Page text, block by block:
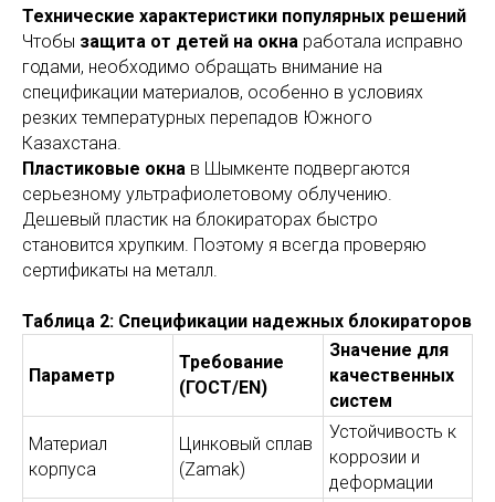
Технические характеристики популярных решений
Чтобы защита от детей на окна работала исправно
годами, необходимо обращать внимание на
спецификации материалов, особенно в условиях
резких температурных перепадов Южного
Казахстана.
Пластиковые окна в Шымкенте подвергаются
серьезному ультрафиолетовому облучению.
Дешевый пластик на блокираторах быстро
становится хрупким. Поэтому я всегда проверяю
сертификаты на металл.
Таблица 2: Спецификации надежных блокираторов
Параметр
Требование
(ГОСТ/EN)
Значение для
качественных
систем
Материал
корпуса
Цинковый сплав
(Zamak)
Устойчивость к
коррозии и
деформации